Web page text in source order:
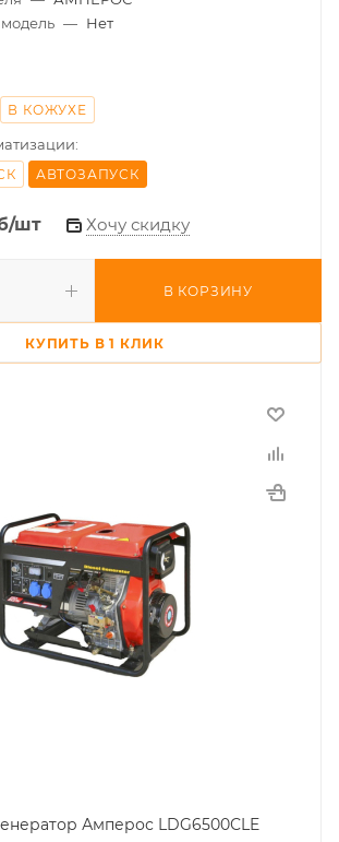
— Нет
В КОЖУХЕ
АВТОЗАПУСК
/шт Хочу скидку
В КОРЗИНУ
КУПИТЬ В 1 КЛИК
Амперос LDG6500СLE